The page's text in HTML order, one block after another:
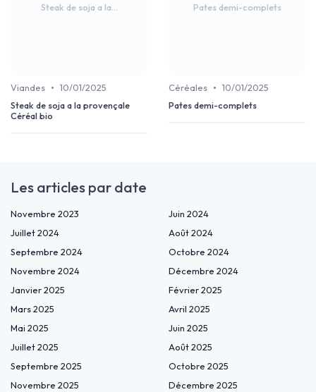
Steak de soja a la...
Viandes • 10/01/2025
Steak de soja a la provençale
Céréal bio
Pates demi-complets
Céréales • 10/01/2025
Pates demi-complets
Les articles par date
Novembre 2023
Juin 2024
Juillet 2024
Août 2024
Septembre 2024
Octobre 2024
Novembre 2024
Décembre 2024
Janvier 2025
Février 2025
Mars 2025
Avril 2025
Mai 2025
Juin 2025
Juillet 2025
Août 2025
Septembre 2025
Octobre 2025
Novembre 2025
Décembre 2025